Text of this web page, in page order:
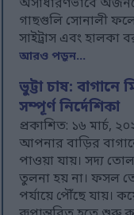
অসাধারণভাবে
গাছগুলি সোনালী
সাইট্রাস এবং হালকা
আরও পড়ুন...
ভুট্টা চাষ:
সম্পূর্ণ নির্দেশিকা
প্রকাশিত: ১৬ মার্চ,
আপনার বাড়ির
পাওয়া যায়। সদ্য
তুলনা হয় না। ফসল
পর্যায়ে পৌঁছে যায়।